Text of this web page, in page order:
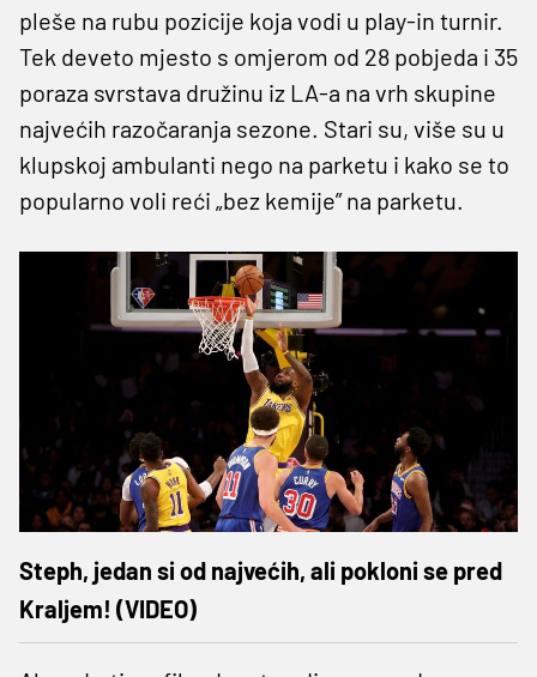
pleše na rubu pozicije koja vodi u play-in turnir.
Tek deveto mjesto s omjerom od 28 pobjeda i 35
poraza svrstava družinu iz LA-a na vrh skupine
najvećih razočaranja sezone. Stari su, više su u
klupskoj ambulanti nego na parketu i kako se to
popularno voli reći „bez kemije” na parketu.
Steph, jedan si od najvećih, ali pokloni se pred
Kraljem! (VIDEO)